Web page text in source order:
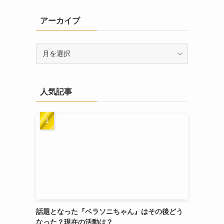
ーアーカイブ
ブ人気記事
話題となった『ベラソニちゃん』はその後どう
なった？現在の活動は？